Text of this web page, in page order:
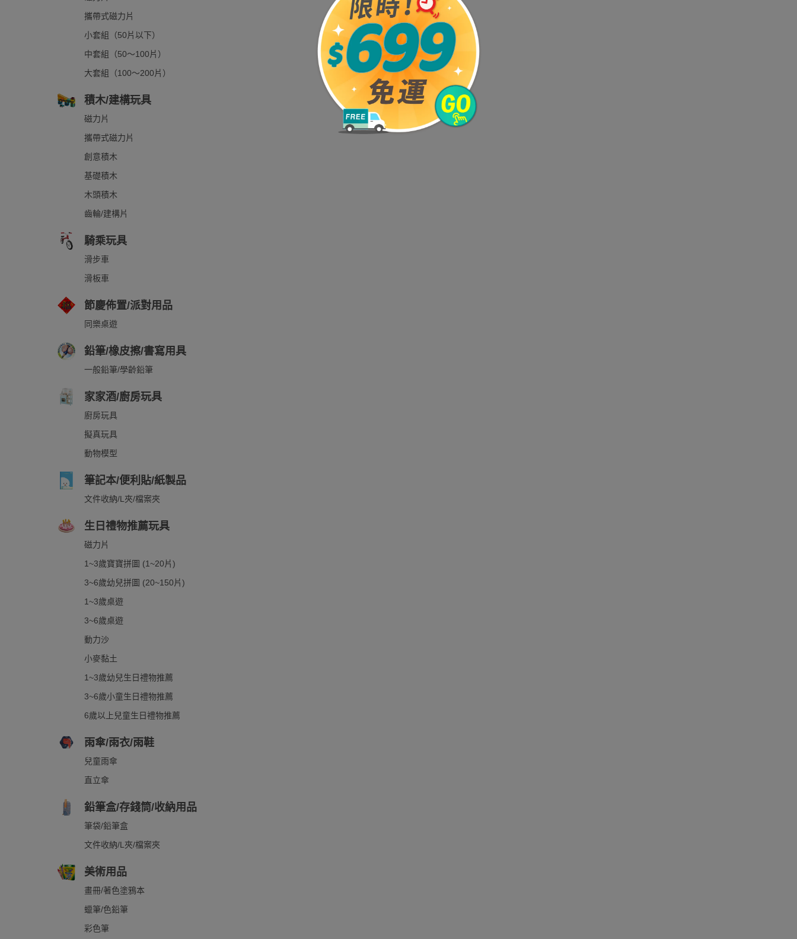
攜帶式磁力片
小套組（50片以下）
中套組（50～100片）
大套組（100～200片）
積木/建構玩具
磁力片
攜帶式磁力片
創意積木
基礎積木
木頭積木
齒輪/建構片
騎乘玩具
滑步車
滑板車
節慶佈置/派對用品
同樂桌遊
鉛筆/橡皮擦/書寫用具
一般鉛筆/學齡鉛筆
家家酒/廚房玩具
廚房玩具
擬真玩具
動物模型
筆記本/便利貼/紙製品
文件收納/L夾/檔案夾
生日禮物推薦玩具
磁力片
1~3歲寶寶拼圖 (1~20片)
3~6歲幼兒拼圖 (20~150片)
1~3歲桌遊
3~6歲桌遊
動力沙
小麥黏土
1~3歲幼兒生日禮物推薦
3~6歲小童生日禮物推薦
6歲以上兒童生日禮物推薦
雨傘/雨衣/雨鞋
兒童雨傘
直立傘
鉛筆盒/存錢筒/收納用品
筆袋/鉛筆盒
文件收納/L夾/檔案夾
美術用品
畫冊/著色塗鴉本
蠟筆/色鉛筆
彩色筆